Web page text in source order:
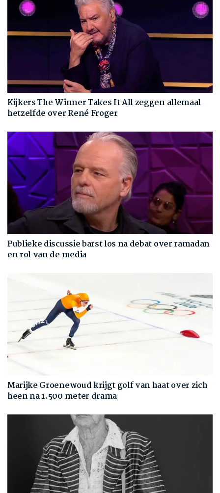
Kijkers The Winner Takes It All zeggen allemaal
hetzelfde over René Froger
Publieke discussie barst los na debat over ramadan
en rol van de media
Marijke Groenewoud krijgt golf van haat over zich
heen na 1.500 meter drama